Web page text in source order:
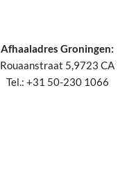
Afhaaladres Groningen:
Rouaanstraat 5,9723 CA
Tel.: +31 50-230 1066